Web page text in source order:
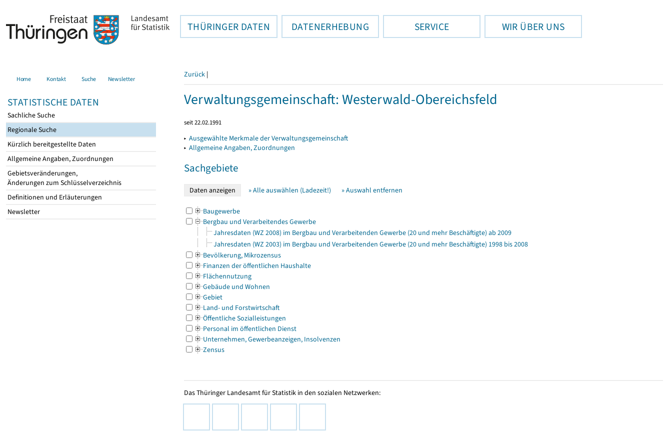
THÜRINGER DATEN DATENERHEBUNG SERVICE WIR ÜBER UNS
Home Kontakt Suche Newsletter
STATISTISCHE DATEN
Sachliche Suche
Regionale Suche
Kürzlich bereitgestellte Daten
Allgemeine Angaben, Zuordnungen
Gebietsveränderungen,
Änderungen zum Schlüsselverzeichnis
Definitionen und Erläuterungen
Newsletter
Zurück |
Verwaltungsgemeinschaft: Westerwald-Obereichsfeld
seit 22.02.1991
▸ Ausgewählte Merkmale der Verwaltungsgemeinschaft
▸ Allgemeine Angaben, Zuordnungen
Sachgebiete
» Alle auswählen (Ladezeit!) » Auswahl entfernen
Baugewerbe
Bergbau und Verarbeitendes Gewerbe
Jahresdaten (WZ 2008) im Bergbau und Verarbeitenden Gewerbe (20 und mehr Beschäftigte) ab 2009
Jahresdaten (WZ 2003) im Bergbau und Verarbeitenden Gewerbe (20 und mehr Beschäftigte) 1998 bis 2008
Bevölkerung, Mikrozensus
Finanzen der öffentlichen Haushalte
Flächennutzung
Gebäude und Wohnen
Gebiet
Land- und Forstwirtschaft
Öffentliche Sozialleistungen
Personal im öffentlichen Dienst
Unternehmen, Gewerbeanzeigen, Insolvenzen
Zensus
Das Thüringer Landesamt für Statistik in den sozialen Netzwerken: